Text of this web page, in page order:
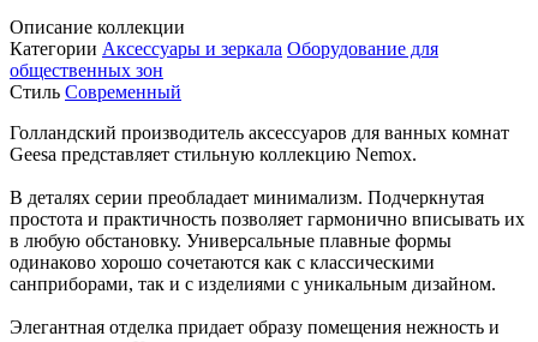
Описание коллекции
Категории Аксессуары и зеркала Оборудование для
общественных зон
Стиль Современный
Голландский производитель аксессуаров для ванных комнат
Geesa представляет стильную коллекцию Nemox.
В деталях серии преобладает минимализм. Подчеркнутая
простота и практичность позволяет гармонично вписывать их
в любую обстановку. Универсальные плавные формы
одинаково хорошо сочетаются как с классическими
санприборами, так и с изделиями с уникальным дизайном.
Элегантная отделка придает образу помещения нежность и